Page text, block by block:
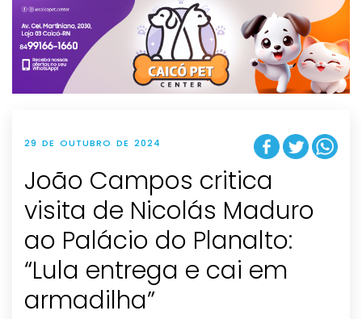
g
t
i
o
n
29 DE OUTUBRO DE 2024
João Campos critica
visita de Nicolás Maduro
ao Palácio do Planalto:
“Lula entrega e cai em
armadilha”